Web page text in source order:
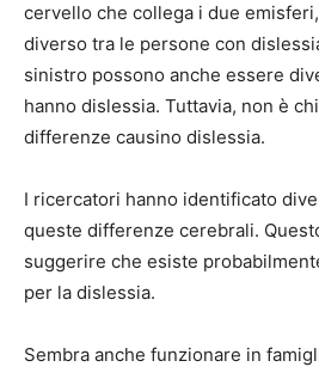
cervello che collega i due
diverso tra le persone con
sinistro possono anche essere
hanno dislessia. Tuttavia, non è
differenze causino dislessia.
I ricercatori hanno identificato
queste differenze cerebrali.
suggerire che esiste
per la dislessia.
Sembra anche funzionare in